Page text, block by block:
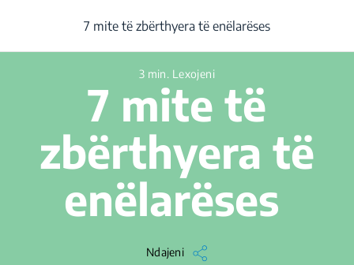
7 mite të zbërthyera të enëlarëses
3 min. Lexojeni
7 mite të
zbërthyera të
enëlarëses
Ndajeni
7 mite të zbërthyera të enëlarëses